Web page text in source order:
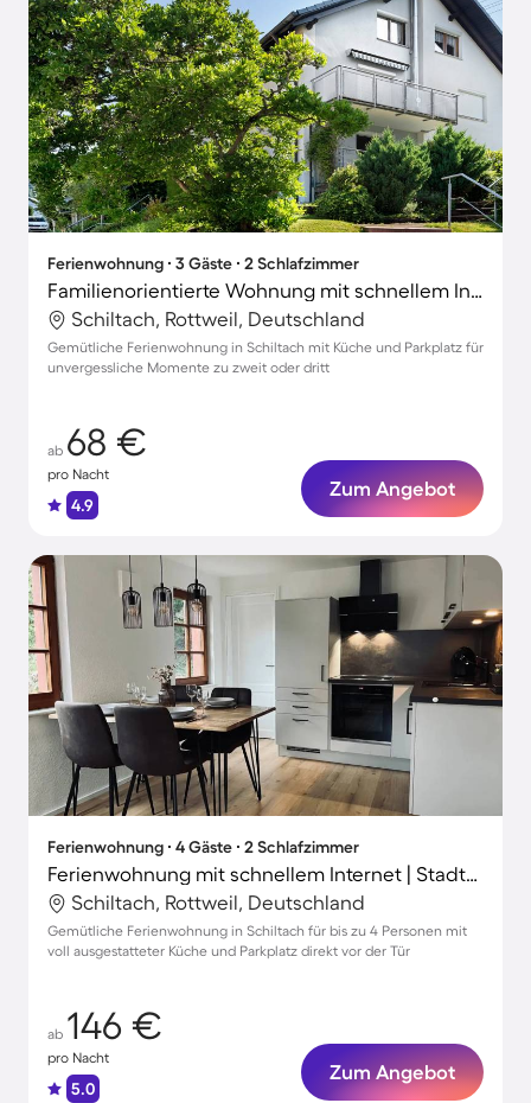
Ferienwohnung ∙ 3 Gäste ∙ 2 Schlafzimmer
Familienorientierte Wohnung mit schnellem Internet | Stadtblick | Perfekt für die Arbeit von Zuhause
Schiltach, Rottweil, Deutschland
Gemütliche Ferienwohnung in Schiltach mit Küche und Parkplatz für
unvergessliche Momente zu zweit oder dritt
ab 68 €
pro Nacht
4.9
Zum Angebot
Ferienwohnung ∙ 4 Gäste ∙ 2 Schlafzimmer
Ferienwohnung mit schnellem Internet | Stadtblick
Schiltach, Rottweil, Deutschland
Gemütliche Ferienwohnung in Schiltach für bis zu 4 Personen mit
voll ausgestatteter Küche und Parkplatz direkt vor der Tür
ab 146 €
pro Nacht
5.0
Zum Angebot